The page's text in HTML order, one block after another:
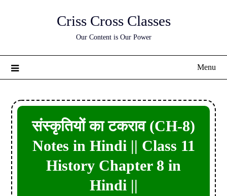
Criss Cross Classes
Our Content is Our Power
Menu
संस्कृतियों का टकराव (CH-8)
Notes in Hindi || Class 11
History Chapter 8 in
Hindi ||